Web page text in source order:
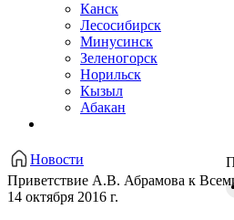
Канск
Лесосибирск
Минусинск
Зеленогорск
Норильск
Кызыл
Абакан
Новости
Приветствие А.В. Абрамова к
14 октября 2016 г.